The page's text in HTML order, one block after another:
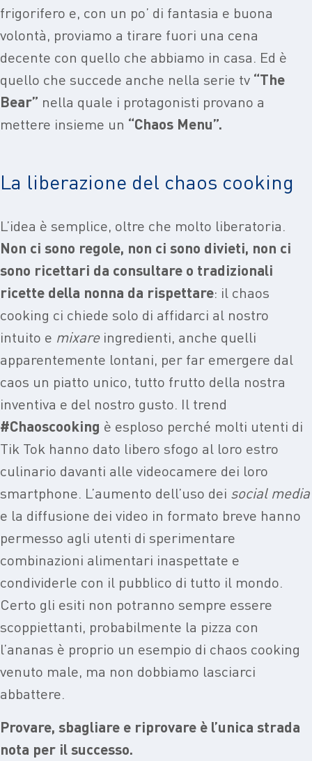
frigorifero e, con un po’ di fantasia e buona
volontà, proviamo a tirare fuori una cena
decente con quello che abbiamo in casa. Ed è
quello che succede anche nella serie tv “The
Bear” nella quale i protagonisti provano a
mettere insieme un “Chaos Menu”.
La liberazione del chaos cooking
L’idea è semplice, oltre che molto liberatoria.
Non ci sono regole, non ci sono divieti, non ci
sono ricettari da consultare o tradizionali
ricette della nonna da rispettare: il chaos
cooking ci chiede solo di affidarci al nostro
intuito e mixareingredienti, anche quelli
apparentemente lontani, per far emergere dal
caos un piatto unico, tutto frutto della nostra
inventiva e del nostro gusto. Il trend
#Chaoscooking è esploso perché molti utenti di
Tik Tok hanno dato libero sfogo al loro estro
culinario davanti alle videocamere dei loro
smartphone. L’aumento dell’uso dei social media
e la diffusione dei video in formato breve hanno
permesso agli utenti di sperimentare
combinazioni alimentari inaspettate e
condividerle con il pubblico di tutto il mondo.
Certo gli esiti non potranno sempre essere
scoppiettanti, probabilmente la pizza con
l’ananas è proprio un esempio di chaos cooking
venuto male, ma non dobbiamo lasciarci
abbattere.
Provare, sbagliare e riprovare è l’unica strada
nota per il successo.